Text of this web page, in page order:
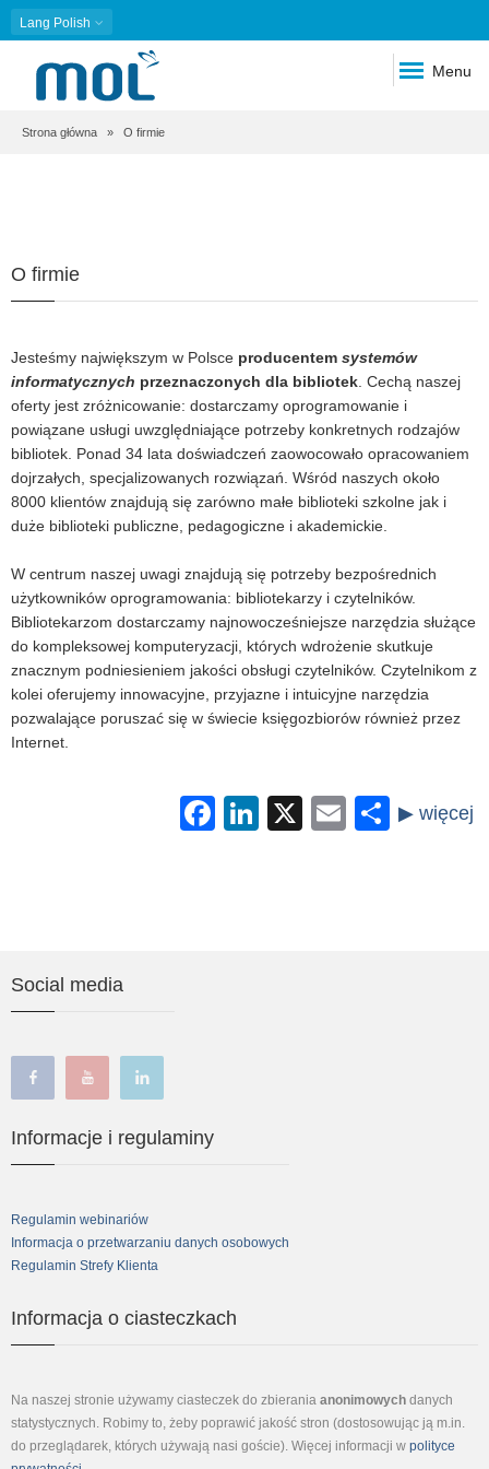
Lang Polish
Menu
Ścieżka
Strona główna O firmie
O firmie
Jesteśmy największym w Polsce producentem systemów
informatycznych przeznaczonych dla bibliotek . Cechą naszej
oferty jest zróżnicowanie: dostarczamy oprogramowanie i
powiązane usługi uwzględniające potrzeby konkretnych rodzajów
bibliotek. Ponad 34 lata doświadczeń zaowocowało opracowaniem
dojrzałych, specjalizowanych rozwiązań. Wśród naszych około
8000 klientów znajdują się zarówno małe biblioteki szkolne jak i
duże biblioteki publiczne, pedagogiczne i akademickie.
W centrum naszej uwagi znajdują się potrzeby bezpośrednich
użytkowników oprogramowania: bibliotekarzy i czytelników.
Bibliotekarzom dostarczamy najnowocześniejsze narzędzia służące
do kompleksowej komputeryzacji, których wdrożenie skutkuje
znacznym podniesieniem jakości obsługi czytelników. Czytelnikom z
kolei oferujemy innowacyjne, przyjazne i intuicyjne narzędzia
pozwalające poruszać się w świecie księgozbiorów również przez
Internet.
Facebook
LinkedIn
X EmailShare
Social media
Informacje i regulaminy
Regulamin webinariów
Informacja o przetwarzaniu danych osobowych
Regulamin Strefy Klienta
Informacja o ciasteczkach
Na naszej stronie używamy ciasteczek do zbierania anonimowych danych
statystycznych. Robimy to, żeby poprawić jakość stron (dostosowując ją m.in.
do przeglądarek, których używają nasi goście). Więcej informacji w polityce